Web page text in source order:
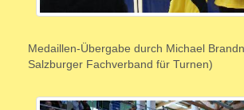
Medaillen-Übergabe durch Michael
Salzburger Fachverband für Turnen)